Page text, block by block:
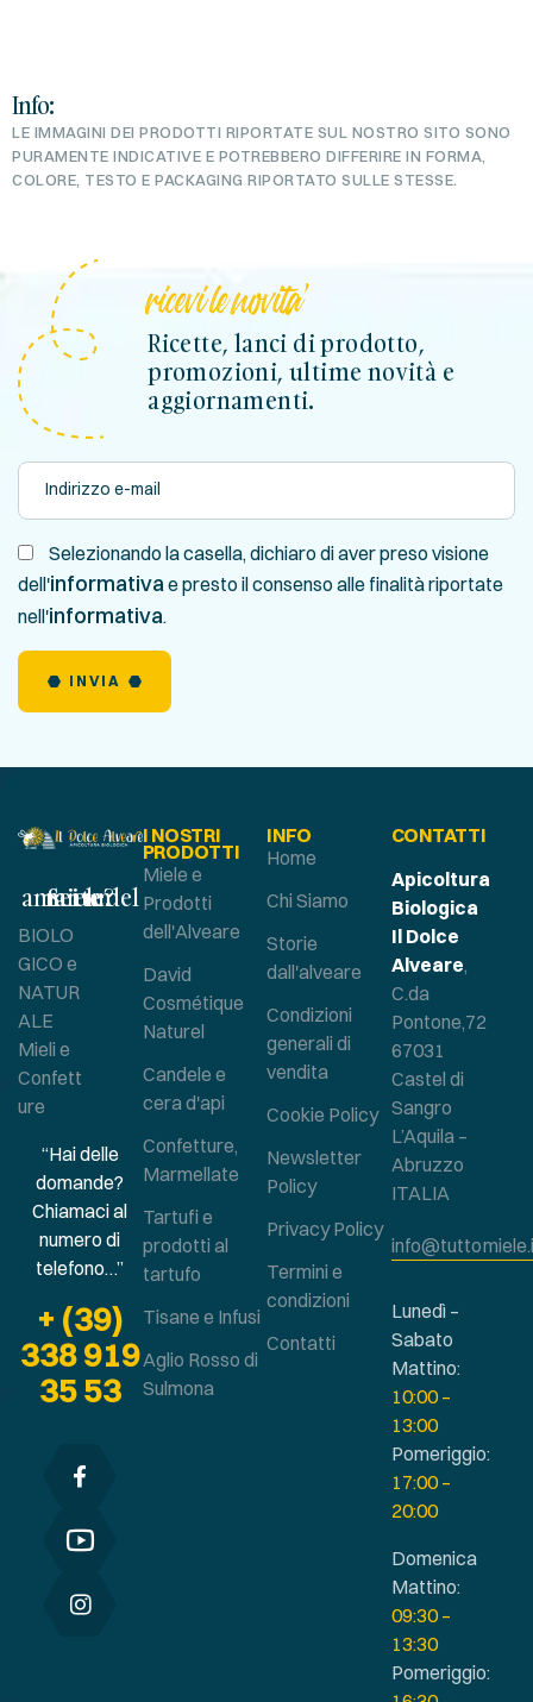
Info:
LE IMMAGINI DEI PRODOTTI RIPORTATE SUL NOSTRO SITO SONO
PURAMENTE INDICATIVE E POTREBBERO DIFFERIRE IN FORMA,
COLORE, TESTO E PACKAGING RIPORTATO SULLE STESSE.
ricevi le novita'
Ricette, lanci di prodotto,
promozioni, ultime novità e
aggiornamenti.
Selezionando la casella, dichiaro di aver preso visione
dell'informativae presto il consenso alle finalità riportate
nell'informativa.
INVIA
I NOSTRI
PRODOTTI
Miele e
Prodotti
dell'Alveare
David
Cosmétique
Naturel
Candele e
cera d'api
Confetture,
Marmellate
Tartufi e
prodotti al
tartufo
Tisane e Infusi
Aglio Rosso di
Sulmona
INFO
Home
Chi Siamo
Storie
dall'alveare
Condizioni
generali di
vendita
Cookie Policy
Newsletter
Policy
Privacy Policy
Termini e
condizioni
Contatti
Sei un amante del miele?
BIOLO
GICO e
NATUR
ALE
Mieli e
Confett
ure
“Hai delle
domande?
Chiamaci al
numero di
telefono…”
+ (39)
338 919
35 53
CONTATTI
Apicoltura
Biologica
Il Dolce
Alveare,
C.da
Pontone,72
67031
Castel di
Sangro
L’Aquila –
Abruzzo
ITALIA
Lunedì –
Sabato
Mattino:
10:00 –
13:00
Pomeriggio:
17:00 –
20:00
Domenica
Mattino:
09:30 –
13:30
Pomeriggio: